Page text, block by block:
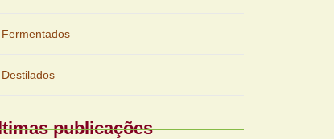
Fermentados
Destilados
publicações